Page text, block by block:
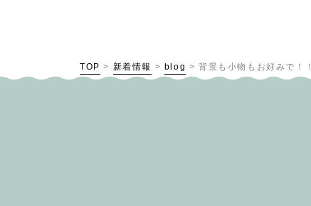
TOP > 新着情報 > blog >背景も小物もお好みで！！